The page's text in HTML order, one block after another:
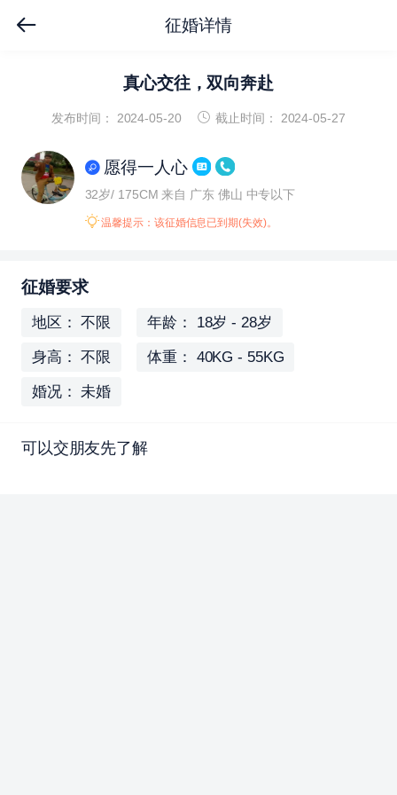
征婚详情
真心交往，双向奔赴
发布时间： 2024-05-20 截止时间： 2024-05-27
愿得一人心
32岁/ 175CM 来自 广东 佛山 中专以下
温馨提示：该征婚信息已到期(失效)。
征婚要求
地区： 不限 年龄： 18岁 - 28岁
身高： 不限 体重： 40KG - 55KG
婚况： 未婚
可以交朋友先了解